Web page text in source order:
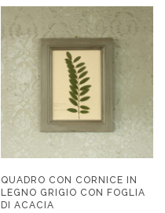
QUADRO CON CORNICE IN
LEGNO GRIGIO CON FOGLIA
DI ACACIA